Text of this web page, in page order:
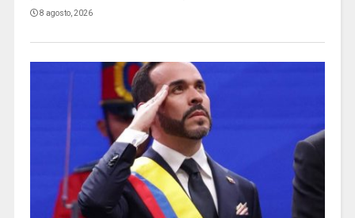
8 agosto, 2026